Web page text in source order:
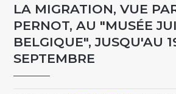
LA MIGRATION, VUE
PERNOT, AU "MUSÉE
BELGIQUE", JUSQU'AU
SEPTEMBRE